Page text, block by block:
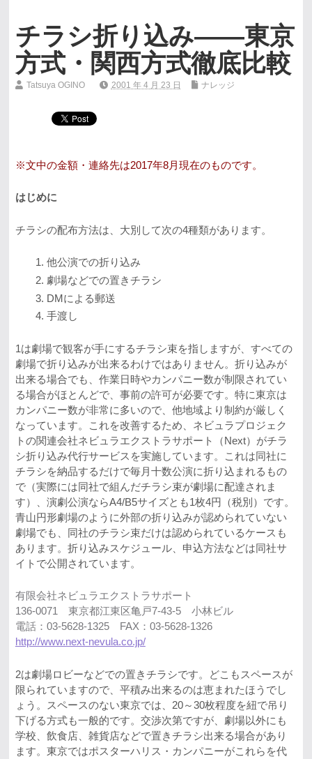
チラシ折り込み――東京
方式・関西方式徹底比較
Tatsuya OGINO 2001 年 4 月 23 日 ナレッジ
※文中の金額・連絡先は2017年8月現在のものです。
はじめに
チラシの配布方法は、大別して次の4種類があります。
他公演での折り込み
劇場などでの置きチラシ
DMによる郵送
手渡し
1は劇場で観客が手にするチラシ束を指しますが、すべての
劇場で折り込みが出来るわけではありません。折り込みが
出来る場合でも、作業日時やカンパニー数が制限されてい
る場合がほとんどで、事前の許可が必要です。特に東京は
カンパニー数が非常に多いので、他地域より制約が厳しく
なっています。これを改善するため、ネビュラプロジェク
トの関連会社ネビュラエクストラサポート（Next）がチラ
シ折り込み代行サービスを実施しています。これは同社に
チラシを納品するだけで毎月十数公演に折り込まれるもの
で（実際には同社で組んだチラシ束が劇場に配達されま
す）、演劇公演ならA4/B5サイズとも1枚4円（税別）です。
青山円形劇場のように外部の折り込みが認められていない
劇場でも、同社のチラシ束だけは認められているケースも
あります。折り込みスケジュール、申込方法などは同社サ
イトで公開されています。
有限会社ネビュラエクストラサポート
136-0071 東京都江東区亀戸7-43-5 小林ビル
電話：03-5628-1325 FAX：03-5628-1326
http://www.next-nevula.co.jp/
2は劇場ロビーなどでの置きチラシです。どこもスペースが
限られていますので、平積み出来るのは恵まれたほうでし
ょう。スペースのない東京では、20～30枚程度を紐で吊り
下げる方式も一般的です。交渉次第ですが、劇場以外にも
学校、飲食店、雑貨店などで置きチラシ出来る場合があり
ます。東京ではポスターハリス・カンパニーがこれらを代